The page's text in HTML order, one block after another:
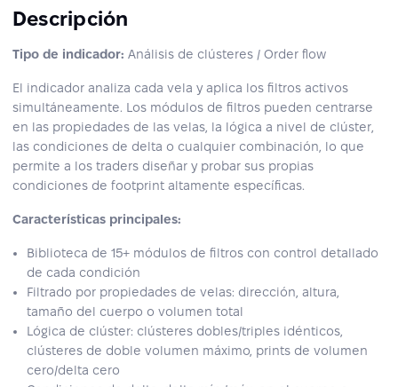
Descripción
Tipo de indicador: Análisis de clústeres / Order flow
El indicador analiza cada vela y aplica los filtros activos
simultáneamente. Los módulos de filtros pueden centrarse
en las propiedades de las velas, la lógica a nivel de clúster,
las condiciones de delta o cualquier combinación, lo que
permite a los traders diseñar y probar sus propias
condiciones de footprint altamente específicas.
Características principales:
Biblioteca de 15+ módulos de filtros con control detallado
de cada condición
Filtrado por propiedades de velas: dirección, altura,
tamaño del cuerpo o volumen total
Lógica de clúster: clústeres dobles/triples idénticos,
clústeres de doble volumen máximo, prints de volumen
cero/delta cero